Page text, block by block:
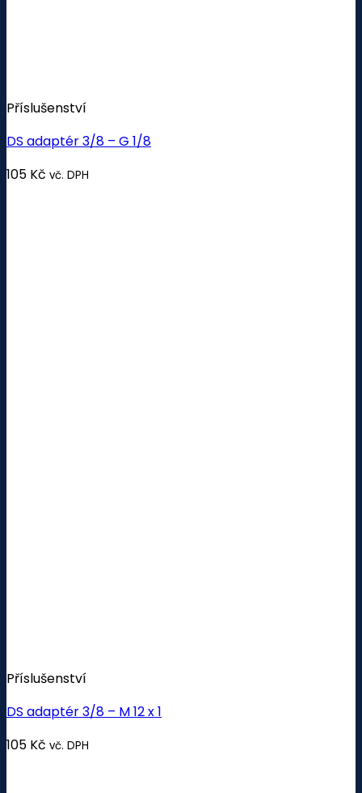
Příslušenství
DS adaptér 3/8 – G 1/8
105 Kč vč. DPH
Příslušenství
DS adaptér 3/8 – M 12 x 1
105 Kč vč. DPH